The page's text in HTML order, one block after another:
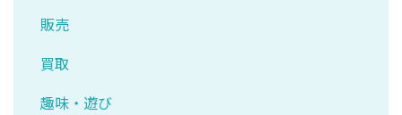
販売
買取
趣味・遊び